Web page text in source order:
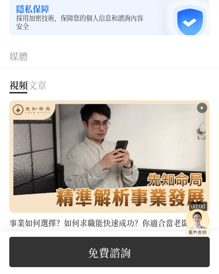
隱私保障
採用加密技術，保障您的個人信息和諮詢內容
安全
媒體
視頻文章
00:00
事業如何選擇？如何求職能快速成功？你適合當老闆嗎？
201次觀看
免費諮詢